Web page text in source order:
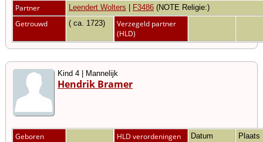
Partner
Leendert Wolters F3486 (NOTE Religie:)
Getrouwd ( ca. 1723)
Verzegeld partner
(HLD)
Kind 4 | Mannelijk
Hendrik Bramer
Geboren HLD verordeningen Datum Plaats